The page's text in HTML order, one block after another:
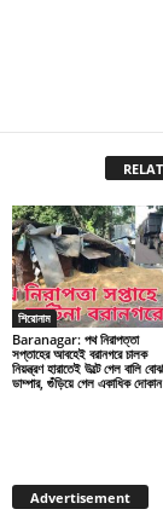
শিরোনাম
Baranagar: পথ নিরাপত্তা
সপ্তাহের আবহেই বরানগরে চালক
নিয়ন্ত্রণ হারাতেই উল্টে গেল বালি
ডাম্পার, গুঁড়িয়ে গেল একাধিক দোকান
Advertisement